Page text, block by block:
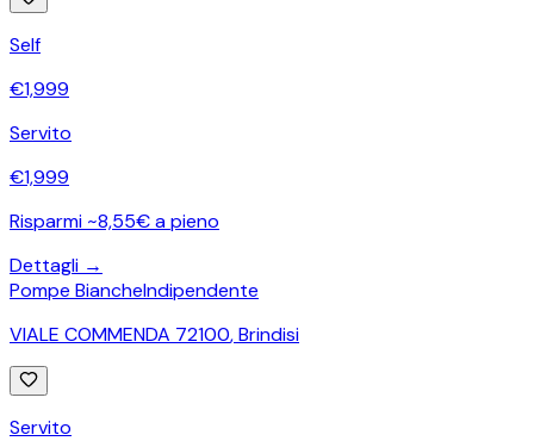
Self
€1,999
Servito
€1,999
Risparmi ~8,55€ a pieno
Dettagli →
Pompe BiancheIndipendente
VIALE COMMENDA 72100,Brindisi
Servito